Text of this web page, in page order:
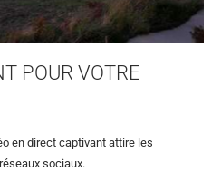
POUR VOTRE
en direct captivant attire les
sociaux.